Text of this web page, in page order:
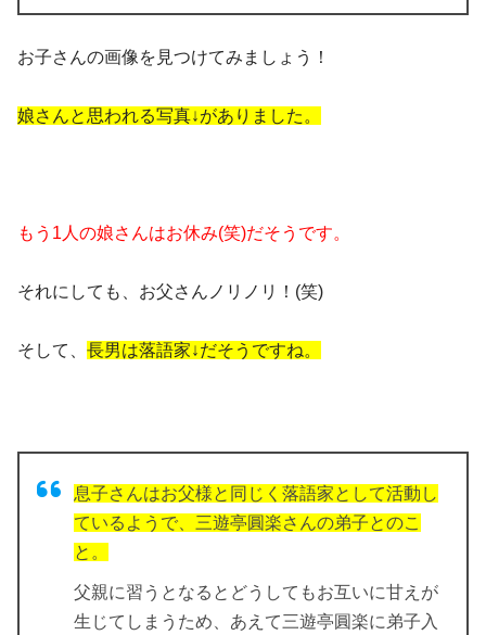
お子さんの画像を見つけてみましょう！
娘さんと思われる写真↓がありました。
もう1人の娘さんはお休み(笑)だそうです。
それにしても、お父さんノリノリ！(笑)
そして、 長男は落語家↓だそうですね。
息子さんはお父様と同じく落語家として活動し
ているようで、三遊亭圓楽さんの弟子とのこ
と。
父親に習うとなるとどうしてもお互いに甘えが
生じてしまうため、あえて三遊亭圓楽に弟子入